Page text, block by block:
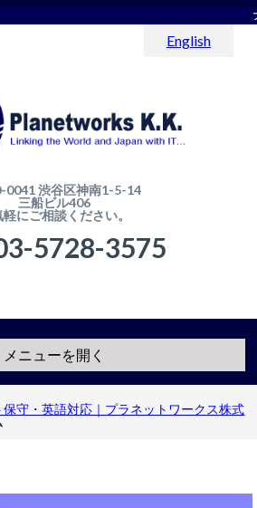
English
0041 渋谷区神南1-5-14
三船ビル406
軽にご相談ください。
5728-3575
メニューを開く
守・英語対応｜プラネットワークス株式